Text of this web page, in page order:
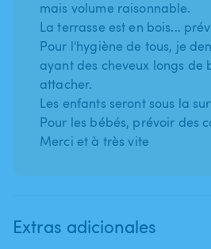
mais volume raisonnable.
La terrasse est en bois...
Pour l'hygiène de tous, je
ayant des cheveux longs de
attacher.
Les enfants seront sous la
Pour les bébés, prévoir des
Merci et à très vite
Extras adicionales